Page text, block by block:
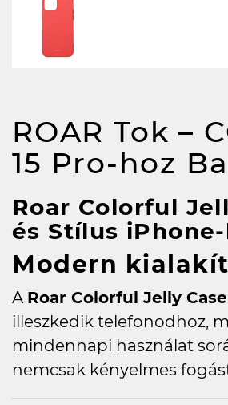
ROAR Tok –
15 Pro-hoz
Roar Colorful
és Stílus
Modern
A Roar Colorful Jelly Case
illeszkedik telefonodhoz,
mindennapi használat
nemcsak kényelmes